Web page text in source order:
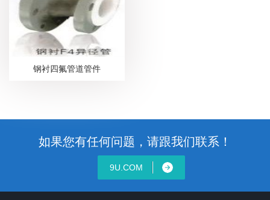
钢衬四氟管道管件
如果您有任何问题，请跟我们联系！
9U.COM